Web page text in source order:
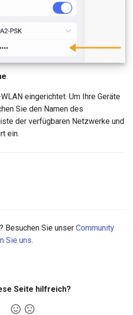
.
eingerichtet. Um Ihre Geräte
Sie den Namen des
der verfügbaren Netzwerke und
ein.
Besuchen Sie unser Community
Sie uns.
Seite hilfreich?